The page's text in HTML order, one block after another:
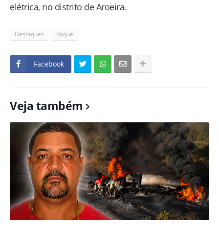
elétrica, no distrito de Aroeira.
Destaques Roque
Facebook
Veja também